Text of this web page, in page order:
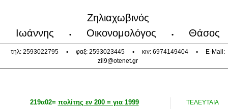
Ζηλιαχωβινός
Ιωάννης
• Οικονομολόγος • Θάσος
τηλ: 2593022795 • φαξ: 2593023445 • κιν: 6974149404 •
E-Mail:
zil9@otenet.gr
219α02= πολίτης εν 200 = για 1999
ΤΕΛΕΥΤΑΙΑ